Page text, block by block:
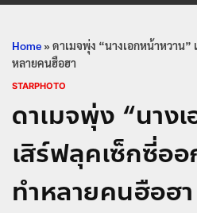
Home»ดาเมจพุ่ง “นางเอกหน้าหวาน
หลายคนฮือฮา
STARPHOTO
ดาเมจพุ่ง “นาง
เสิร์ฟลุคเซ็กซี่อ
ทำหลายคนฮือฮา